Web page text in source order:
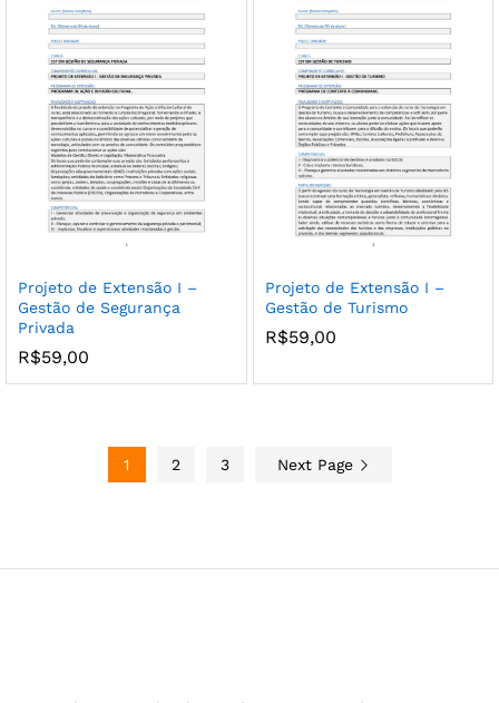
Projeto de Extensão I –
Gestão de Segurança
Privada
R$59,00
Projeto de Extensão I –
Gestão de Turismo
R$59,00
1 2 3 Next Page